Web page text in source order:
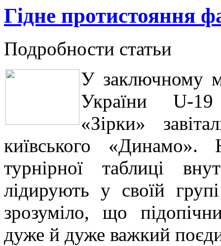
Гідне протистояння
Подробности статьи
У заключному
України U-19
«Зірки»
київського
турнірної таблиці
лідирують у своїй
зрозуміло, що
дуже й дуже важкий